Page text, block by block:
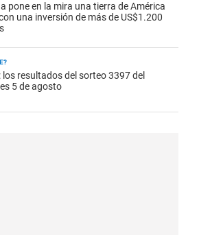
pone en la mira una tierra de América
una inversión de más de US$1.200
los resultados del sorteo 3397 del
5 de agosto